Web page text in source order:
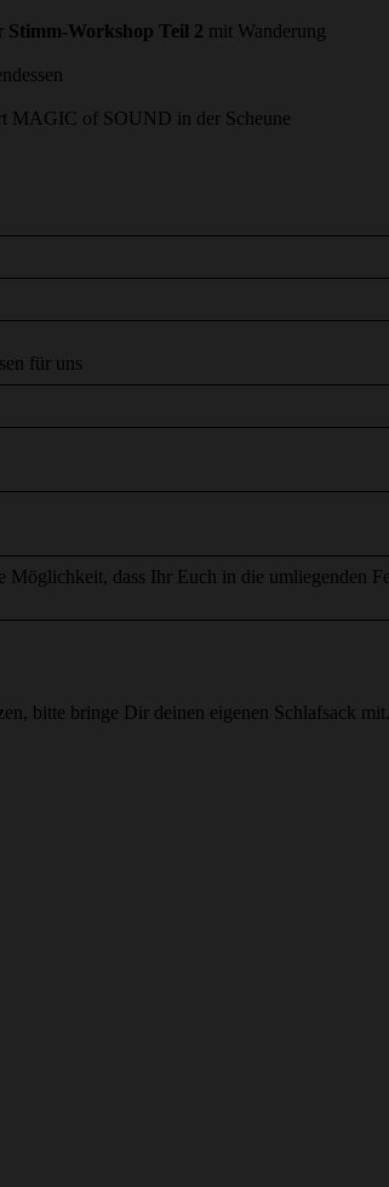
Stimm-Workshop Teil 2 mit Wanderung
MAGIC of SOUND in der Scheune
für uns
Möglichkeit, dass Ihr Euch in die umliegenden
bitte bringe Dir deinen eigenen Schlafsack mit.